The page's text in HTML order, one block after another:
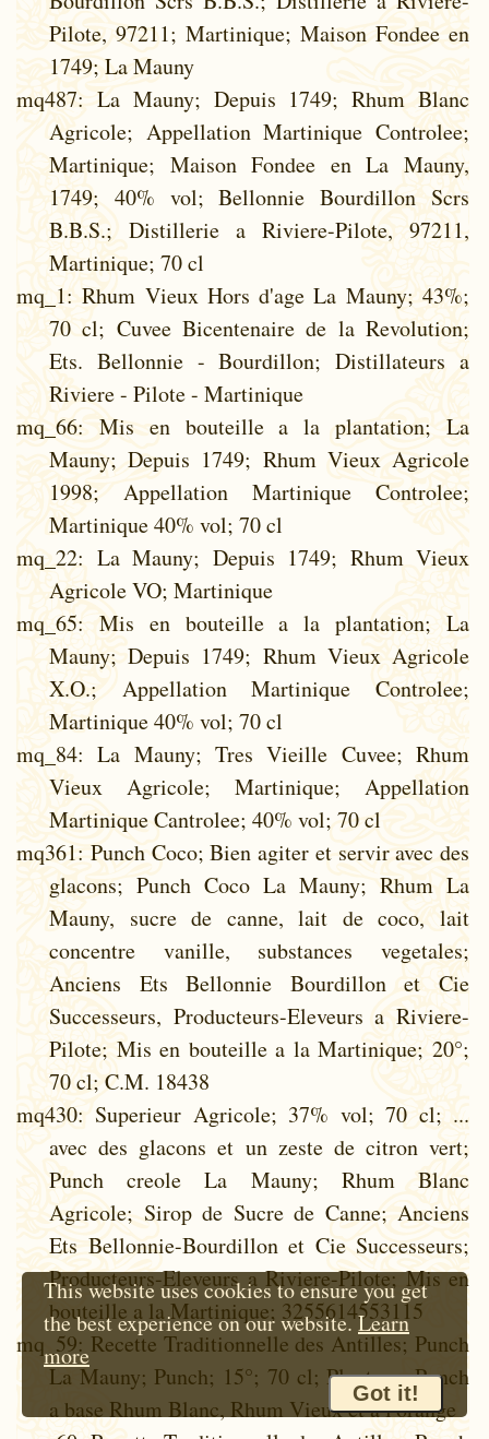
Pilote, 97211; Martinique; Maison Fondee en
1749; La Mauny
mq487: La Mauny; Depuis 1749; Rhum Blanc
Agricole; Appellation Martinique Controlee;
Martinique; Maison Fondee en La Mauny,
1749; 40% vol; Bellonnie Bourdillon Scrs
B.B.S.; Distillerie a Riviere-Pilote, 97211,
Martinique; 70 cl
mq_1: Rhum Vieux Hors d'age La Mauny; 43%;
70 cl; Cuvee Bicentenaire de la Revolution;
Ets. Bellonnie - Bourdillon; Distillateurs a
Riviere - Pilote - Martinique
mq_66: Mis en bouteille a la plantation; La
Mauny; Depuis 1749; Rhum Vieux Agricole
1998; Appellation Martinique Controlee;
Martinique 40% vol; 70 cl
mq_22: La Mauny; Depuis 1749; Rhum Vieux
Agricole VO; Martinique
mq_65: Mis en bouteille a la plantation; La
Mauny; Depuis 1749; Rhum Vieux Agricole
X.O.; Appellation Martinique Controlee;
Martinique 40% vol; 70 cl
mq_84: La Mauny; Tres Vieille Cuvee; Rhum
Vieux Agricole; Martinique; Appellation
Martinique Cantrolee; 40% vol; 70 cl
mq361: Punch Coco; Bien agiter et servir avec des
glacons; Punch Coco La Mauny; Rhum La
Mauny, sucre de canne, lait de coco, lait
concentre vanille, substances vegetales;
Anciens Ets Bellonnie Bourdillon et Cie
Successeurs, Producteurs-Eleveurs a Riviere-
Pilote; Mis en bouteille a la Martinique; 20°;
70 cl; C.M. 18438
mq430: Superieur Agricole; 37% vol; 70 cl; ...
avec des glacons et un zeste de citron vert;
Punch creole La Mauny; Rhum Blanc
Agricole; Sirop de Sucre de Canne; Anciens
Ets Bellonnie-Bourdillon et Cie Successeurs;
Producteurs-Eleveurs a Riviere-Pilote; Mis en
bouteille a la Martinique; 3255614553115
mq_59: Recette Traditionnelle des Antilles; Punch
La Mauny; Punch; 15°; 70 cl; Planteur; Punch
a base Rhum Blanc, Rhum Vieux et a l'orange
This website uses cookies to ensure you get
the best experience on our website.Learn
more
Got it!